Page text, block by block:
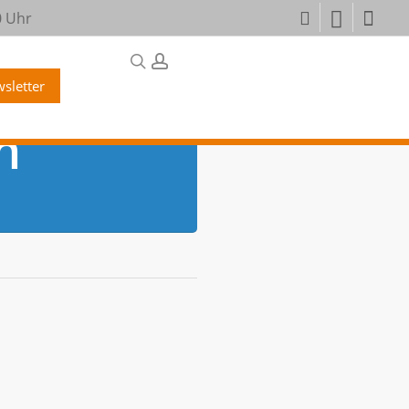
facebookyoutubeinstagram
Uhr
searchaccount